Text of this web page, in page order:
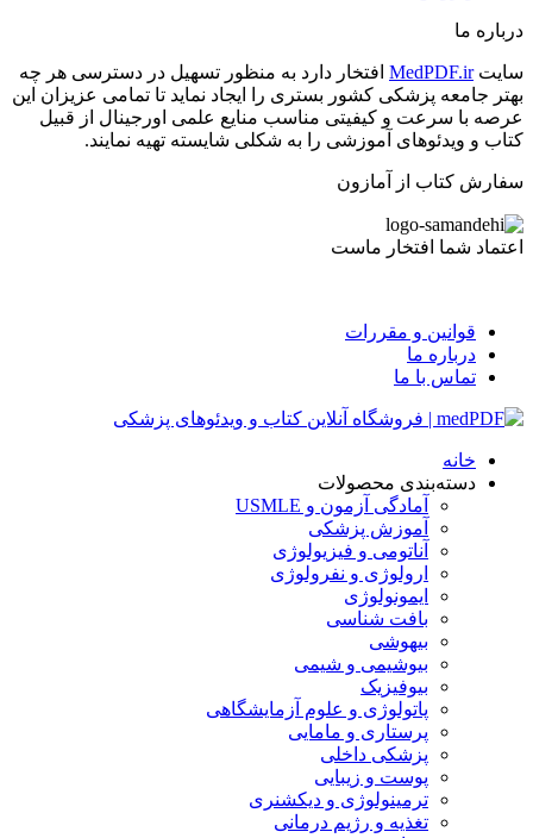
درباره ما
سایتMedPDF.ir افتخار دارد به منظور تسهیل در دسترسی هر چه
بهتر جامعه پزشکی کشور بستری را ایجاد نماید تا تمامی عزیزان این
عرصه با سرعت و کیفیتی مناسب منایع علمی اورجینال از قبیل
کتاب و ویدئوهای آموزشی را به شکلی شایسته تهیه نمایند.
سفارش کتاب از آمازون
اعتماد شما افتخار ماست
قوانین و مقررات
درباره ما
تماس با ما
خانه
دسته‌بندی محصولات
آمادگی آزمون و USMLE
آموزش پزشکی
آناتومی و فیزیولوژی
ارولوژی و نفرولوژی
ایمونولوژی
بافت شناسی
بیهوشی
بیوشیمی و شیمی
بیوفیزیک
پاتولوژی و علوم آزمایشگاهی
پرستاری و مامایی
پزشکی داخلی
پوست و زیبایی
ترمینولوژی و دیکشنری
تغذیه و رژیم درمانی